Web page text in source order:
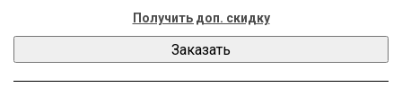
Получить доп. скидку